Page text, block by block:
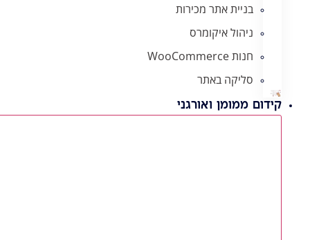
בניית אתר מכירות
ניהול איקומרס
חנות WooCommerce
סליקה באתר
קידום ממומן ואורגני